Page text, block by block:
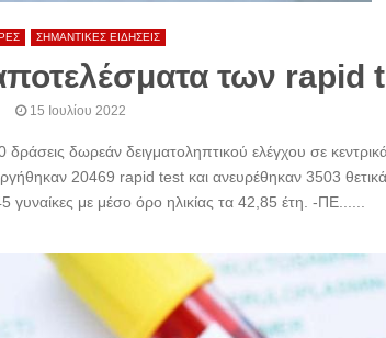
ΣΗΜΑΝΤΙΚΕΣ ΕΙΔΗΣΕΙΣ
των rapid
15 Ιουλίου 2022
δωρεάν δειγματοληπτικού ελέγχου σε
20469 rapid test και ανευρέθηκαν 3503
με μέσο όρο ηλικίας τα 42,85 έτη. -ΠΕ......